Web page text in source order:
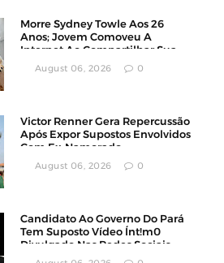
Morre Sydney Towle Aos 26
Anos; Jovem Comoveu A
Internet Ao Compartilhar Sua
Luta Contra O Câncer
August 06, 2026 0
Victor Renner Gera Repercussão
Após Expor Supostos Envolvidos
Com Ex-Namorado
August 06, 2026 0
Candidato Ao Governo Do Pará
Tem Suposto Vídeo Ínt!m0
Divulgado Nas Redes Sociais